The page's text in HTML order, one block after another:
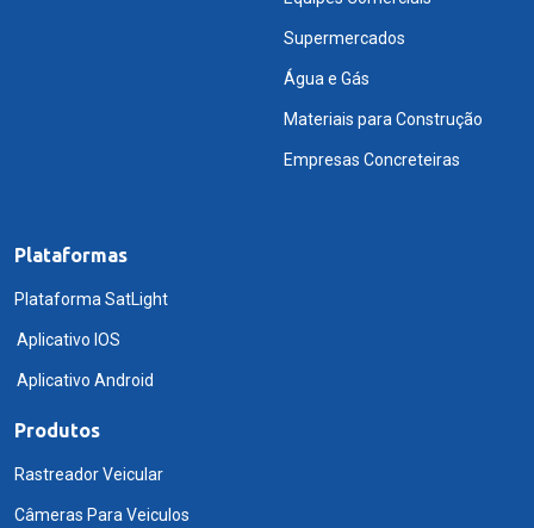
Supermercados
Água e Gás
Materiais para Construção
Empresas Concreteiras
Plataformas
Plataforma SatLight
Aplicativo IOS
Aplicativo Android
Produtos
Rastreador Veicular
Câmeras Para Veiculos